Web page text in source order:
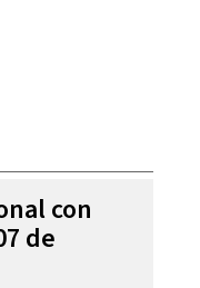
con
de